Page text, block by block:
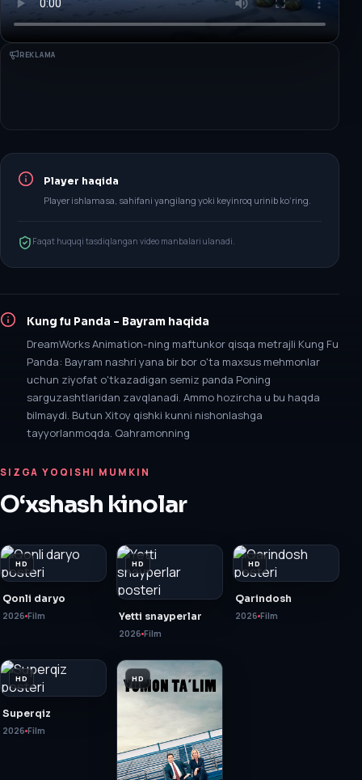
REKLAMA
Player haqida
Player ishlamasa, sahifani yangilang yoki keyinroq urinib ko‘ring.
Faqat huquqi tasdiqlangan video manbalari ulanadi.
Kung fu Panda - Bayram haqida
DreamWorks Animation-ning maftunkor qisqa metrajli Kung Fu
Panda: Bayram nashri yana bir bor o'ta maxsus mehmonlar
uchun ziyofat o'tkazadigan semiz panda Poning
sarguzashtlaridan zavqlanadi. Ammo hozircha u bu haqda
bilmaydi. Butun Xitoy qishki kunni nishonlashga
tayyorlanmoqda. Qahramonning
SIZGA YOQISHI MUMKIN
O‘xshash kinolar
HD
Qonli daryo
2026 Film
HD
Yetti snayperlar
2026 Film
HD
Qarindosh
2026 Film
HD
Superqiz
2026 Film
HD